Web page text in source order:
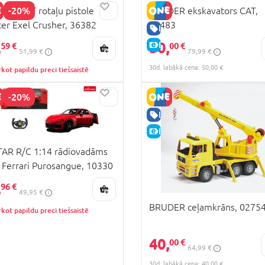
-20%
DART rotaļu pistole
Exel Crusher, 36382
59 €
51,99 €
papildu preci tiešsaistē
LABA CENA
E-CENA
BRUDER ekskavators CAT,
02483
50,00 €
79,99 €
30d. labākā cena: 50,00 €
-20%
R/C 1:14 rādiovadāms
Purosangue, 10330
96 €
49,95 €
papildu preci tiešsaistē
LABA CENA
E-CENA
BRUDER ceļamkrāns,
40,00 €
64,99 €